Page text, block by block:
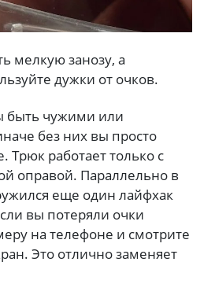
мелкую занозу, а
дужки от очков.
быть чужими или
без них вы просто
Трюк работает только с
оправой. Параллельно в
еще один лайфхак
вы потеряли очки
на телефоне и смотрите
Это отлично заменяет